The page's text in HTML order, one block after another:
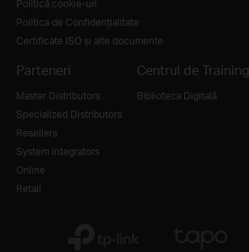
Politică cookie-uri
Politica de Confidențialitate
Certificate ISO și alte documente
Parteneri
Master Distributors
Specialized Distributors
Resellers
System Integrators
Online
Retail
Centrul de Training
Biblioteca Digitală